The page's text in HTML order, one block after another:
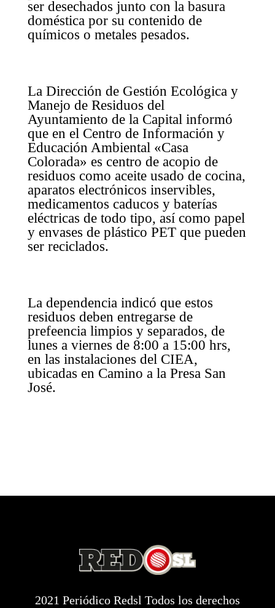
ser desechados junto con la basura
doméstica por su contenido de
químicos o metales pesados.
La Dirección de Gestión Ecológica y
Manejo de Residuos del
Ayuntamiento de la Capital informó
que en el Centro de Información y
Educación Ambiental «Casa
Colorada» es centro de acopio de
residuos como aceite usado de cocina,
aparatos electrónicos inservibles,
medicamentos caducos y baterías
eléctricas de todo tipo, así como papel
y envases de plástico PET que pueden
ser reciclados.
La dependencia indicó que estos
residuos deben entregarse de
prefeencia limpios y separados, de
lunes a viernes de 8:00 a 15:00 hrs,
en las instalaciones del CIEA,
ubicadas en Camino a la Presa San
José.
2021 Periódico Redsl Todos los derechos